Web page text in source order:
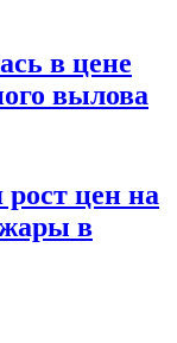
в цене
вылова
рост цен на
жары в